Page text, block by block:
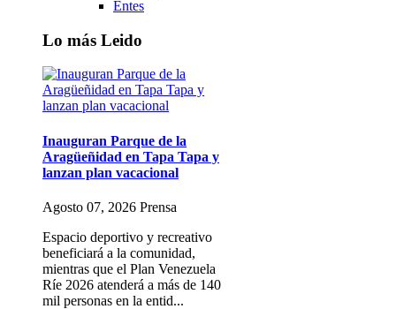
Entes
Lo más Leido
Inauguran Parque de la
Aragüeñidad en Tapa Tapa y
lanzan plan vacacional
Agosto 07, 2026 Prensa
Espacio deportivo y recreativo
beneficiará a la comunidad,
mientras que el Plan Venezuela
Ríe 2026 atenderá a más de 140
mil personas en la entid...